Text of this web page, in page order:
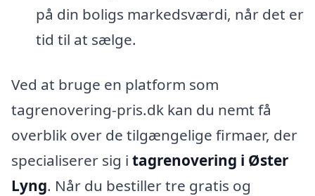
på din boligs markedsværdi, når det er
tid til at sælge.
Ved at bruge en platform som
tagrenovering-pris.dk kan du nemt få
overblik over de tilgængelige firmaer, der
specialiserer sig i tagrenovering i Øster
Lyng. Når du bestiller tre gratis og